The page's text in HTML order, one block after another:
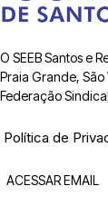
O SEEB Santos e
Praia Grande,
Federação
Política de
ACESSAR EMAIL